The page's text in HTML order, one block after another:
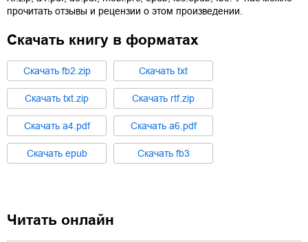
прочитать отзывы и рецензии о этом произведении.
Скачать книгу в форматах
Cкачать fb2.zip Cкачать txt
Cкачать txt.zip Cкачать rtf.zip
Cкачать a4.pdf Cкачать a6.pdf
Cкачать epub Cкачать fb3
Читать онлайн